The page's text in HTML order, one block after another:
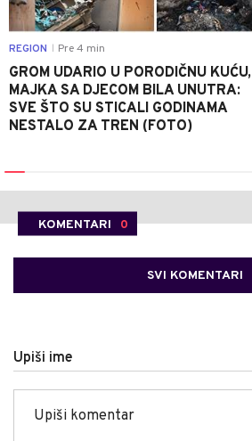
REGION Pre 4 min
GROM UDARIO U PORODIČNU KUĆU,
MAJKA SA DJECOM BILA UNUTRA:
SVE ŠTO SU STICALI GODINAMA
NESTALO ZA TREN (FOTO)
KOMENTARI 0
SVI KOMENTARI
Upiši ime